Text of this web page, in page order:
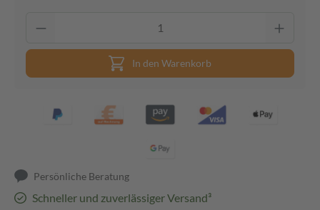
In den Warenkorb
Persönliche Beratung
Schneller und zuverlässiger Versand³